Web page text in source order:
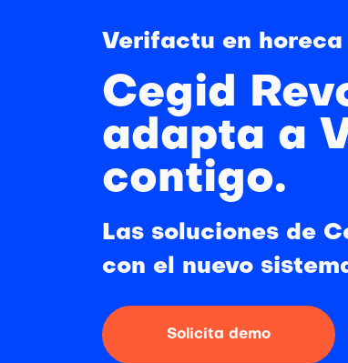
Verifactu en
Cegid
adapta a
contigo.
Las soluciones de
con el nuevo
Solicita demo